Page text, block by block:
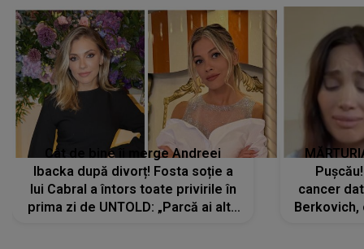
Cât de bine îi merge Andreei
Ibacka după divorț! Fosta soție a
lui Cabral a întors toate privirile în
prima zi de UNTOLD: „Parcă ai altă
cancer
Berkovich,